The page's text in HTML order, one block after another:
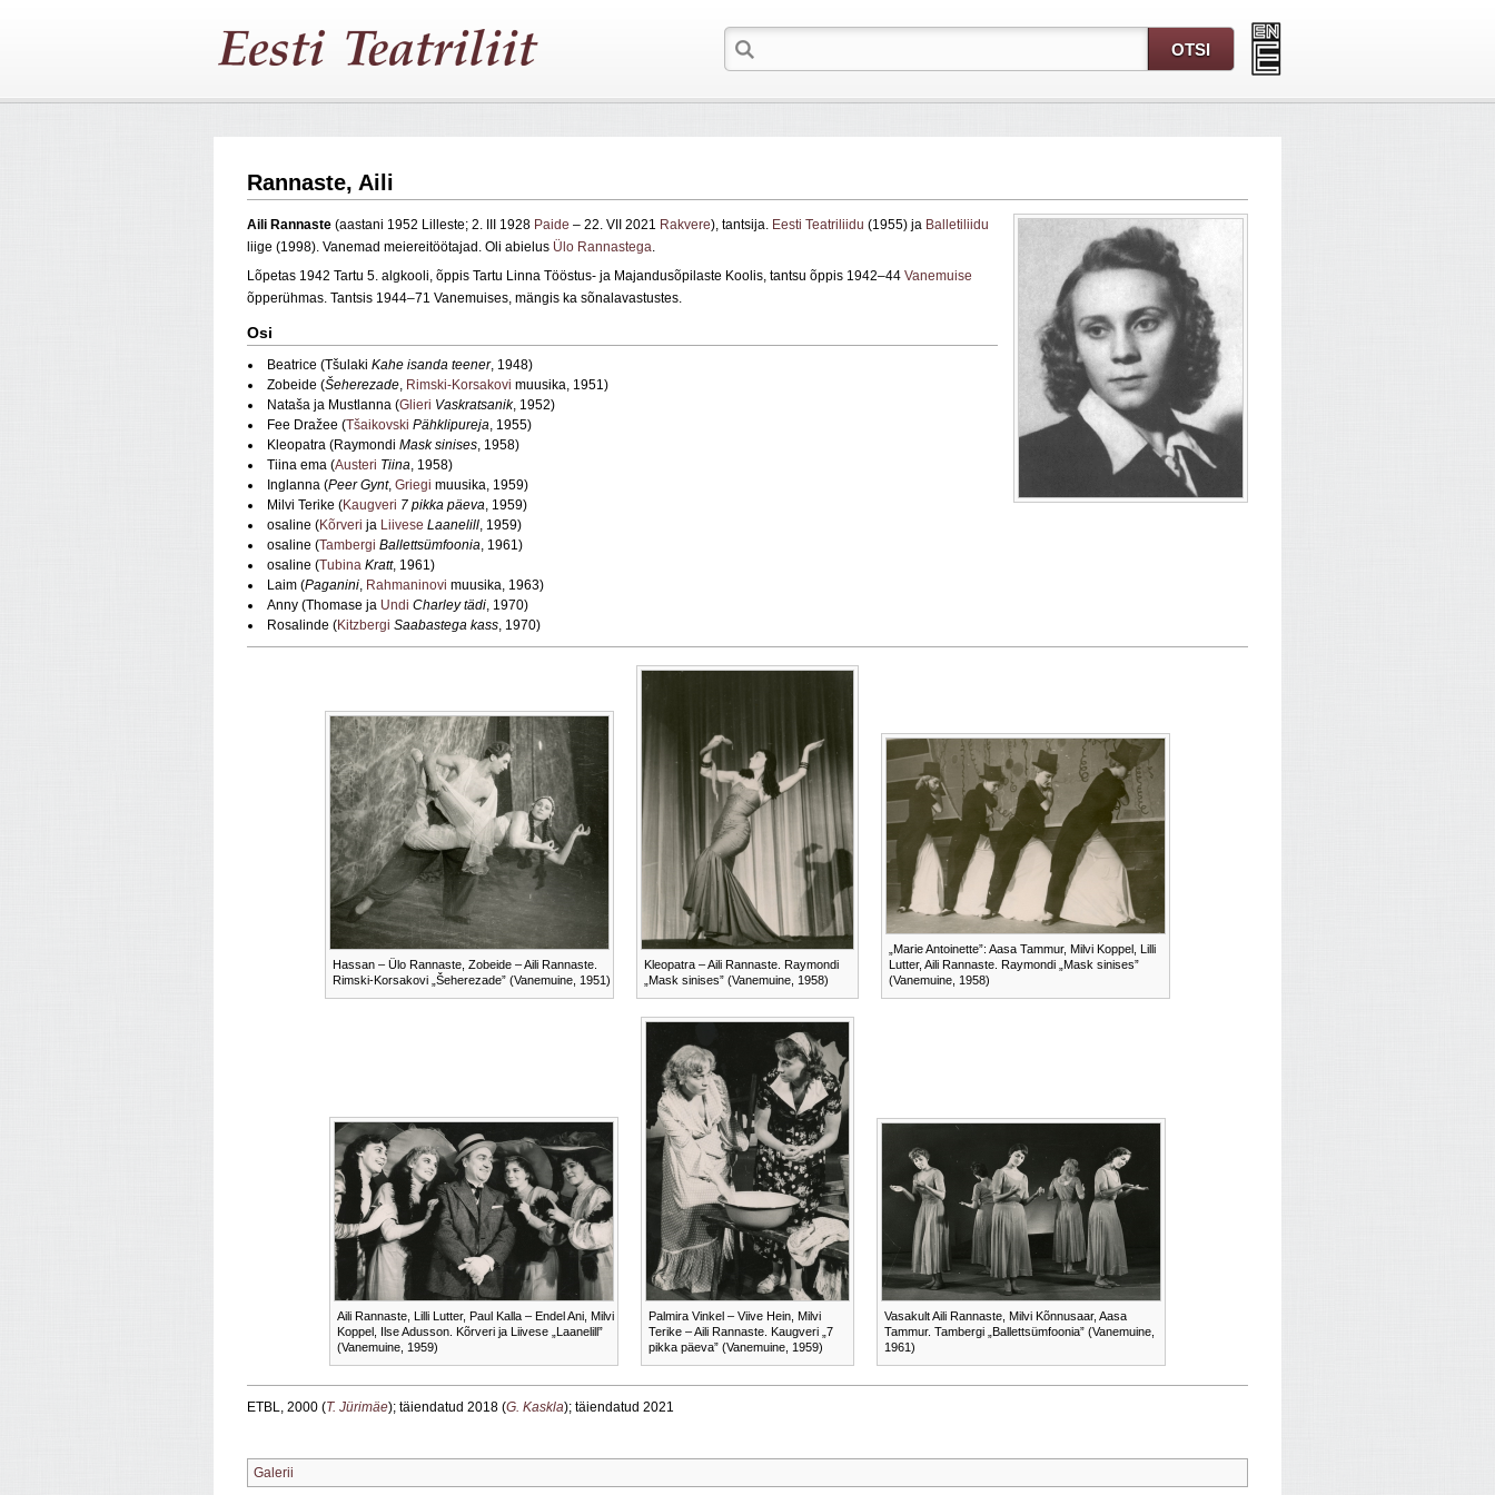
Rannaste, Aili
Aili Rannaste (aastani 1952 Lilleste; 2. III 1928 Paide – 22. VII 2021 Rakvere), tantsija. Eesti Teatriliidu (1955) ja Balletiliidu
liige (1998). Vanemad meiereitöötajad. Oli abielus Ülo Rannastega.
Lõpetas 1942 Tartu 5. algkooli, õppis Tartu Linna Tööstus- ja Majandusõpilaste Koolis, tantsu õppis 1942–44 Vanemuise
õpperühmas. Tantsis 1944–71 Vanemuises, mängis ka sõnalavastustes.
Osi
Beatrice (Tšulaki Kahe isanda teener, 1948)
Zobeide (Šeherezade, Rimski-Korsakovi muusika, 1951)
Nataša ja Mustlanna (Glieri Vaskratsanik, 1952)
Fee Dražee (Tšaikovski Pähklipureja, 1955)
Kleopatra (Raymondi Mask sinises, 1958)
Tiina ema (Austeri Tiina, 1958)
Inglanna (Peer Gynt, Griegi muusika, 1959)
Milvi Terike (Kaugveri 7 pikka päeva, 1959)
osaline (Kõrveri ja Liivese Laanelill, 1959)
osaline (Tambergi Ballettsümfoonia, 1961)
osaline (Tubina Kratt, 1961)
Laim (Paganini, Rahmaninovi muusika, 1963)
Anny (Thomase ja Undi Charley tädi, 1970)
Rosalinde (Kitzbergi Saabastega kass, 1970)
Hassan – Ülo Rannaste, Zobeide – Aili Rannaste.
Rimski-Korsakovi „Šeherezade” (Vanemuine, 1951)
Kleopatra – Aili Rannaste. Raymondi
„Mask sinises” (Vanemuine, 1958)
„Marie Antoinette”: Aasa Tammur, Milvi Koppel, Lilli
Lutter, Aili Rannaste. Raymondi „Mask sinises”
(Vanemuine, 1958)
Aili Rannaste, Lilli Lutter, Paul Kalla – Endel Ani, Milvi
Koppel, Ilse Adusson. Kõrveri ja Liivese „Laanelill”
(Vanemuine, 1959)
Palmira Vinkel – Viive Hein, Milvi
Terike – Aili Rannaste. Kaugveri „7
pikka päeva” (Vanemuine, 1959)
Vasakult Aili Rannaste, Milvi Kõnnusaar, Aasa
Tammur. Tambergi „Ballettsümfoonia” (Vanemuine,
1961)
ETBL, 2000 (T. Jürimäe); täiendatud 2018 (G. Kaskla); täiendatud 2021
Galerii